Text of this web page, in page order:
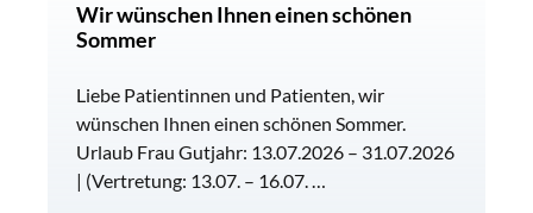
Wir wünschen Ihnen einen schönen
Sommer
Liebe Patientinnen und Patienten, wir
wünschen Ihnen einen schönen Sommer.
Urlaub Frau Gutjahr: 13.07.2026 – 31.07.2026
| (Vertretung: 13.07. – 16.07. …